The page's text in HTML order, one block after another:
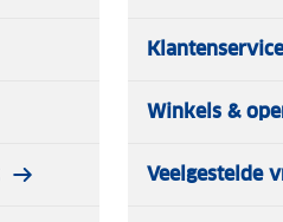
Klantenservice
Winkels &
Veelgestelde